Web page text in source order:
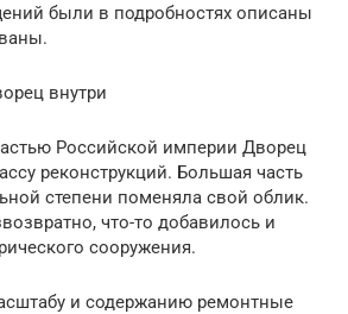
были в подробностях описаны
внутри
Российской империи Дворец
реконструкций. Большая часть
степени поменяла свой облик.
что-то добавилось и
сооружения.
и содержанию ремонтные